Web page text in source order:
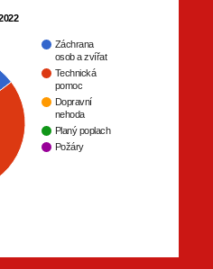
Záchrana
osob a zvířat
Technická
pomoc
Dopravní
nehoda
Planý poplach
Požáry